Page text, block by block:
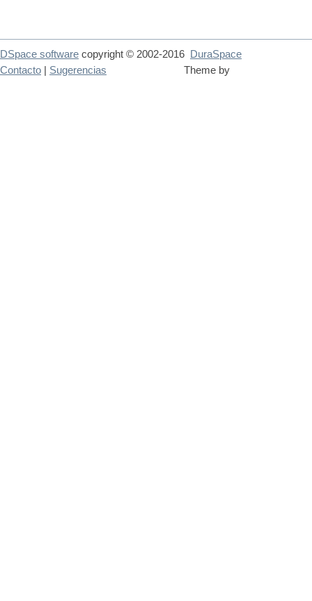
DSpace software copyright © 2002-2016
DuraSpace
Theme by
Contacto Sugerencias